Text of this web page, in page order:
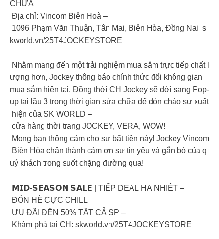
CHỮA
Địa chỉ: Vincom Biên Hoà –
1096 Phạm Văn Thuận, Tân Mai, Biên Hòa, Đồng Nai s
kworld.vn/25T4JOCKEYSTORE
Nhằm mang đến một trải nghiệm mua sắm trực tiếp chất l
ượng hơn, Jockey thông báo chính thức đổi không gian
mua sắm hiện tại. Đồng thời CH Jockey sẽ dời sang Pop-
up tại lầu 3 trong thời gian sửa chữa để đón chào sự xuất
hiện của SK WORLD –
cửa hàng thời trang JOCKEY, VERA, WOW!
Mong bạn thông cảm cho sự bất tiện này! Jockey Vincom
Biên Hòa chân thành cảm ơn sự tin yêu và gắn bó của q
uý khách trong suốt chặng đường qua!
𝗠𝗜𝗗-𝗦𝗘𝗔𝗦𝗢𝗡 𝗦𝗔𝗟𝗘 | TIẾP DEAL HẠ NHIỆT –
ĐÓN HÈ CỰC CHILL
ƯU ĐÃI ĐẾN 50% TẤT CẢ SP –
Khám phá tại CH: skworld.vn/25T4JOCKEYSTORE